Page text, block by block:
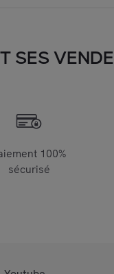
SES
100%
sécurisé